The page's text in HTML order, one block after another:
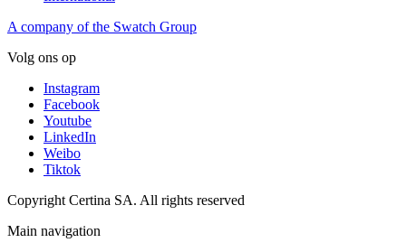
A company of the Swatch Group
Volg ons op
Instagram
Facebook
Youtube
LinkedIn
Weibo
Tiktok
Copyright Certina SA. All rights reserved
Main navigation